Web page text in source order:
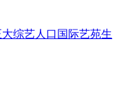
大综艺人口 国际艺苑生